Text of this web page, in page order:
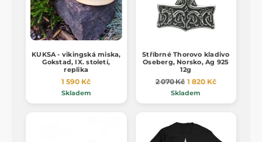
KUKSA - vikingská miska,
Gokstad, IX. století,
replika
1 590 Kč
Skladem
Stříbrné Thorovo kladivo
Oseberg, Norsko, Ag 925
12g
2 070 Kč 1 820 Kč
Skladem